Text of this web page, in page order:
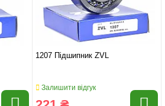
1207 Підшипник ZVL
Залишити відгук